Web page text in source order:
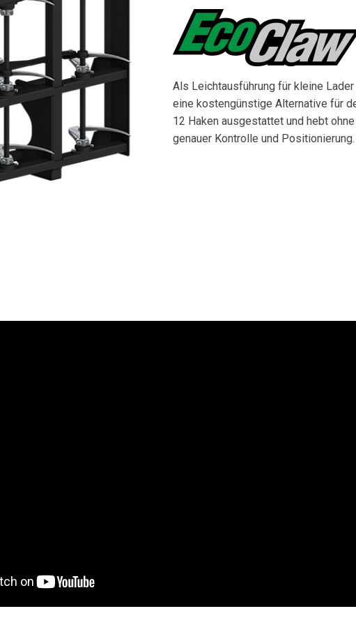
Als Leichtausführung für kleine
eine kostengünstige Alternative für
12 Haken ausgestattet und hebt
genauer Kontrolle und Positionierung.